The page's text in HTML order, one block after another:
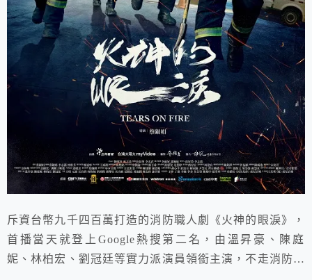
斥資台幣九千四百萬打造的消防職人劇《火神的眼淚》，
首播當天就登上Google熱搜第二名，由溫昇豪、陳庭
妮、林柏宏、劉冠廷等實力派演員領銜主演，不走消防劇